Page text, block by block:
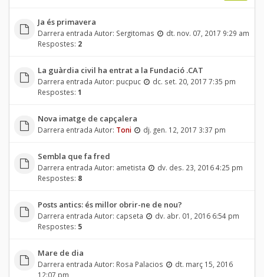
Ja és primavera
Darrera entrada Autor: Sergitomas
dt. nov. 07, 2017 9:29 am
Respostes: 2
La guàrdia civil ha entrat a la Fundació .CAT
Darrera entrada Autor: pucpuc
dc. set. 20, 2017 7:35 pm
Respostes: 1
Nova imatge de capçalera
Darrera entrada Autor: Toni dj. gen. 12, 2017 3:37 pm
Sembla que fa fred
Darrera entrada Autor: ametista
dv. des. 23, 2016 4:25 pm
Respostes: 8
Posts antics: és millor obrir-ne de nou?
Darrera entrada Autor: capseta
dv. abr. 01, 2016 6:54 pm
Respostes: 5
Mare de dia
Darrera entrada Autor: Rosa Palacios
dt. març 15, 2016
12:07 pm